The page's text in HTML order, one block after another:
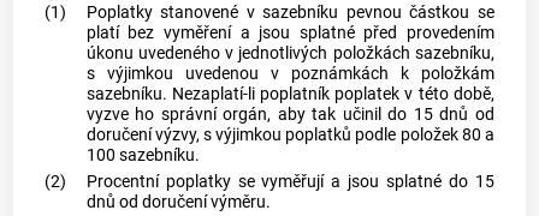
(1)
Poplatky stanovené v sazebníku pevnou částkou se
platí bez vyměření a jsou splatné před provedením
úkonu uvedeného v jednotlivých položkách sazebníku,
s výjimkou uvedenou v poznámkách k položkám
sazebníku. Nezaplatí-li poplatník poplatek v této době,
vyzve ho správní orgán, aby tak učinil do 15 dnů od
doručení výzvy, s výjimkou poplatků podle položek 80 a
100 sazebníku.
(2)
Procentní poplatky se vyměřují a jsou splatné do 15
dnů od doručení výměru.